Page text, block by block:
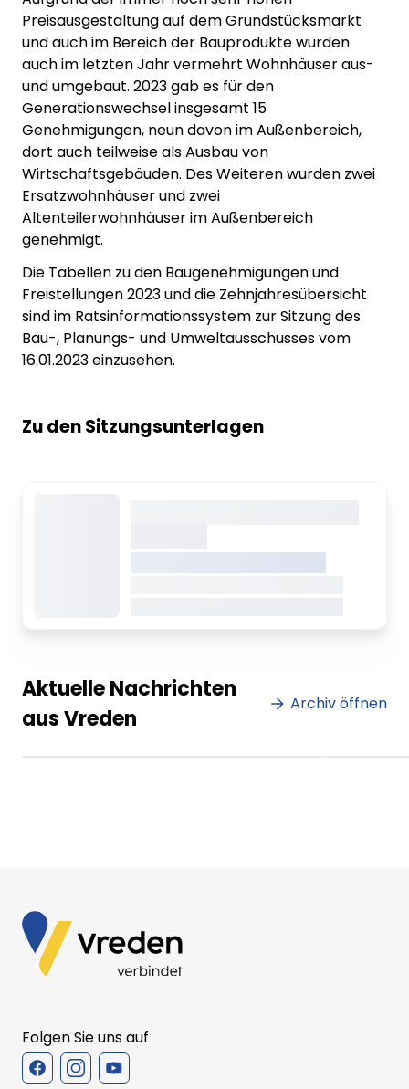
Preisausgestaltung auf dem Grundstücksmarkt
und auch im Bereich der Bauprodukte wurden
auch im letzten Jahr vermehrt Wohnhäuser aus-
und umgebaut. 2023 gab es für den
Generationswechsel insgesamt 15
Genehmigungen, neun davon im Außenbereich,
dort auch teilweise als Ausbau von
Wirtschaftsgebäuden. Des Weiteren wurden zwei
Ersatzwohnhäuser und zwei
Altenteilerwohnhäuser im Außenbereich
genehmigt.
Die Tabellen zu den Baugenehmigungen und
Freistellungen 2023 und die Zehnjahresübersicht
sind im Ratsinformationssystem zur Sitzung des
Bau-, Planungs- und Umweltausschusses vom
16.01.2023 einzusehen.
Zu den Sitzungsunterlagen
Aktuelle Nachrichten
aus Vreden
Archiv öffnen
Lorem ipsum Lorem ipsum
Folgen Sie uns auf